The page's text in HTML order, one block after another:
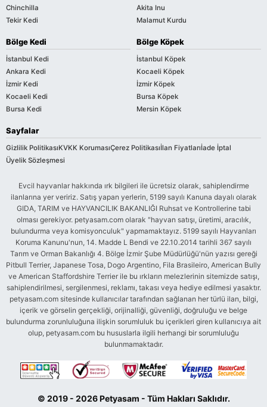
Chinchilla
Tekir Kedi
Akita Inu
Malamut Kurdu
Bölge Kedi
İstanbul Kedi
Ankara Kedi
İzmir Kedi
Kocaeli Kedi
Bursa Kedi
Bölge Köpek
İstanbul Köpek
Kocaeli Köpek
İzmir Köpek
Bursa Köpek
Mersin Köpek
Sayfalar
Gizlilik PolitikasıKVKK KorumasıÇerez Politikasıİlan Fiyatlarıİade İptal
Üyelik Sözleşmesi
Evcil hayvanlar hakkında ırk bilgileri ile ücretsiz olarak, sahiplendirme
ilanlarına yer veririz. Satış yapan yerlerin, 5199 sayılı Kanuna dayalı olarak
GIDA, TARIM ve HAYVANCILIK BAKANLIĞI Ruhsat ve Kontrollerine tabi
olması gerekiyor. petyasam.com olarak "hayvan satışı, üretimi, aracılık,
bulundurma veya komisyonculuk" yapmamaktayız. 5199 sayılı Hayvanları
Koruma Kanunu'nun, 14. Madde L Bendi ve 22.10.2014 tarihli 367 sayılı
Tarım ve Orman Bakanlığı 4. Bölge İzmir Şube Müdürlüğü'nün yazısı gereği
Pitbull Terrier, Japanese Tosa, Dogo Argentino, Fila Brasileiro, American Bully
ve American Staffordshire Terrier ile bu ırkların melezlerinin sitemizde satışı,
sahiplendirilmesi, sergilenmesi, reklamı, takası veya hediye edilmesi yasaktır.
petyasam.com sitesinde kullanıcılar tarafından sağlanan her türlü ilan, bilgi,
içerik ve görselin gerçekliği, orijinalliği, güvenliği, doğruluğu ve belge
bulundurma zorunluluğuna ilişkin sorumluluk bu içerikleri giren kullanıcıya ait
olup, petyasam.com bu hususlarla ilgili herhangi bir sorumluluğu
bulunmamaktadır.
© 2019 - 2026 Petyasam - Tüm Hakları Saklıdır.